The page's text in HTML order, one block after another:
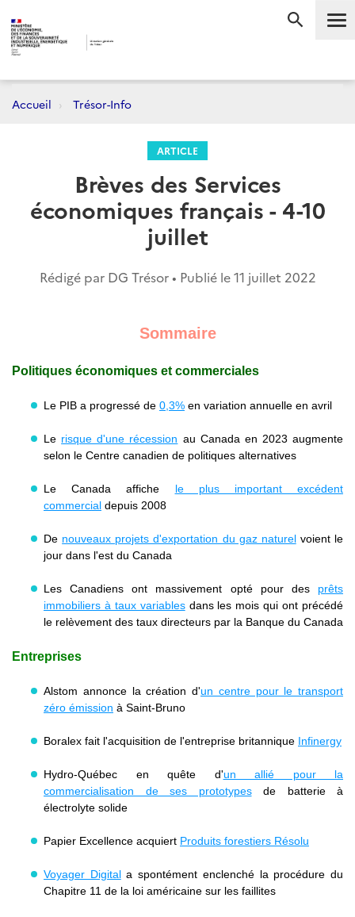
Accueil Trésor-Info
ARTICLE
Brèves des Services
économiques français - 4-10
juillet
Rédigé par DG Trésor • Publié le11 juillet 2022
Sommaire
Politiques économiques et commerciales
​​Le PIB a progressé de 0,3% en variation annuelle en avril
Le risque d'une récession au Canada en 2023 augmente
selon le Centre canadien de politiques alternatives
Le Canada affiche le plus important excédent
commercial depuis 2008
De nouveaux projets d'exportation du gaz naturelvoient le
jour dans l'est du Canada
​Les Canadiens ont massivement opté pour des prêts
immobiliers à taux variablesdans les mois qui ont précédé
le relèvement des taux directeurs par la Banque du Canada
Entreprises
Alstom annonce la création d'un centre pour le transport
zéro émission à Saint-Bruno
Boralex fait l'acquisition de l'entreprise britannique Infinergy
Hydro-Québec en quête d'un allié pour la
commercialisation de ses prototypesde batterie à
électrolyte solide
Papier Excellence acquiert Produits forestiers Résolu
Voyager Digitala spontément enclenché la procédure du
Chapitre 11 de la loi américaine sur les faillites